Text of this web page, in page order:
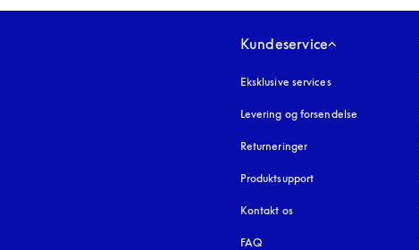
Kundeservice
Eksklusive services
Levering og forsendelse
Returneringer
Produktsupport
Kontakt os
FAQ